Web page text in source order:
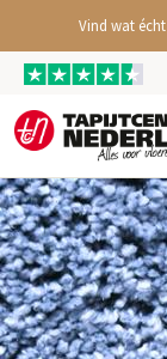
Vind wat